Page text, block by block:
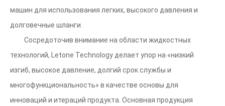
машин для использования легких, высокого давления и
долговечные шланги.
Сосредоточив внимание на области жидкостных
технологий, Letone Technology делает упор на «низкий
изгиб, высокое давление, долгий срок службы и
многофункциональность» в качестве основы для
инноваций и итераций продукта. Основная продукция